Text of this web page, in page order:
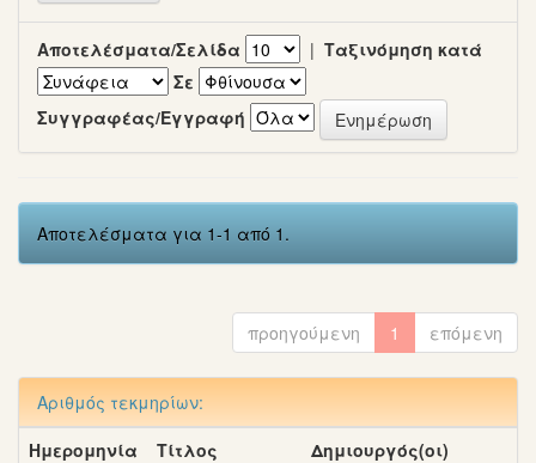
Αποτελέσματα/Σελίδα | Ταξινόμηση κατά
Σε
Συγγραφέας/Εγγραφή
Αποτελέσματα για 1-1 από 1.
προηγούμενη 1 επόμενη
Αριθμός τεκμηρίων:
Ημερομηνία
Τίτλος
Δημιουργός(οι)